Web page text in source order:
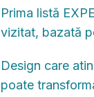
Prima listă
vizitat, bazată
Design care
poate